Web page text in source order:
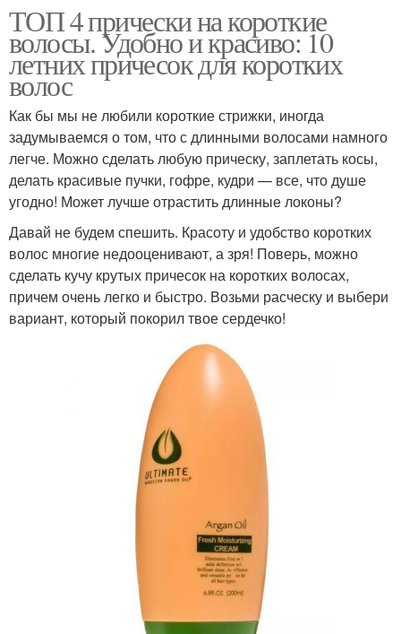
ТОП 4 прически на короткие
волосы. Удобно и красиво: 10
летних причесок для коротких
волос
Как бы мы не любили короткие стрижки, иногда
задумываемся о том, что с длинными волосами намного
легче. Можно сделать любую прическу, заплетать косы,
делать красивые пучки, гофре, кудри — все, что душе
угодно! Может лучше отрастить длинные локоны?
Давай не будем спешить. Красоту и удобство коротких
волос многие недооценивают, а зря! Поверь, можно
сделать кучу крутых причесок на коротких волосах,
причем очень легко и быстро. Возьми расческу и выбери
вариант, который покорил твое сердечко!